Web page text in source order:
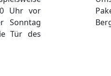
Uhr vor
Sonntag
Tür des